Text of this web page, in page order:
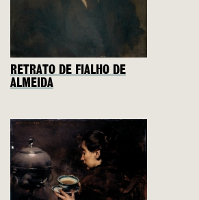
RETRATO DE FIALHO DE
ALMEIDA